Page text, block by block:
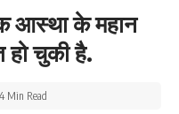
आस्था के महान
हो चुकी है.
4 Min Read